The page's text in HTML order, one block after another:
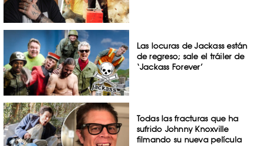
Las locuras de Jackass están
de regreso; sale el tráiler de
‘Jackass Forever’
Todas las fracturas que ha
sufrido Johnny Knoxville
filmando su nueva película